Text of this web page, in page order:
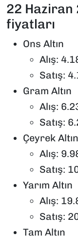
22 Haziran
fiyatları
Ons Altın
Alış:
Satış:
Gram Altın
Alış:
Satış:
Çeyrek Altın
Alış:
Satış:
Yarım Altın
Alış:
Satış:
Tam Altın